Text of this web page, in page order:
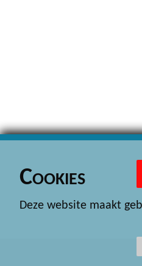
Cookies
Deze website maakt